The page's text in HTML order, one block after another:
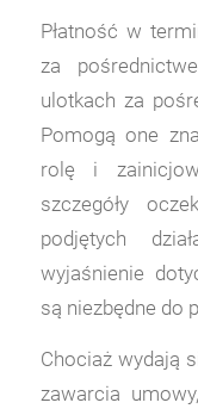
Płatność w
za
ulotkach za
Pomogą one
rolę i
szczegóły
podjętych
wyjaśnienie
są niezbędne do
Chociaż wydają
zawarcia